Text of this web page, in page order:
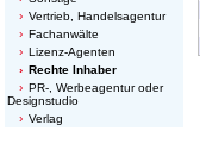
Vertrieb, Handelsagentur
Fachanwälte
Lizenz-Agenten
Rechte Inhaber
PR-, Werbeagentur oder
Designstudio
Verlag